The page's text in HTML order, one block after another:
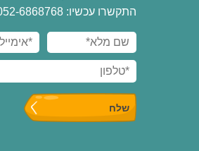
התקשרו עכשיו: 052-6868768